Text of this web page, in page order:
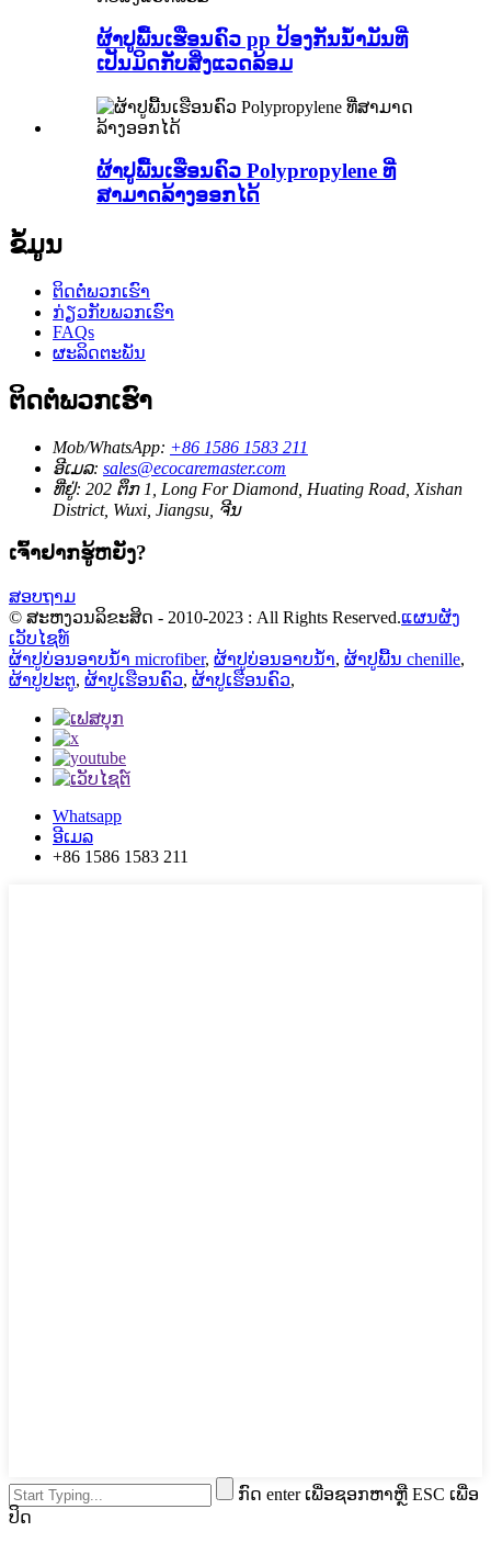
ຜ້າປູພື້ນເຮືອນຄົວ pp ປ້ອງກັນນ້ຳມັນທີ່
ເປັນມິດກັບສິ່ງແວດລ້ອມ
ຜ້າປູພື້ນເຮືອນຄົວ Polypropylene ທີ່
ສາມາດລ້າງອອກໄດ້
ຂໍ້ມູນ
ຕິດ​ຕໍ່​ພວກ​ເຮົາ
ກ່ຽວ​ກັບ​ພວກ​ເຮົາ
FAQs
ຜະລິດຕະພັນ
ຕິດ​ຕໍ່​ພວກ​ເຮົາ
Mob/WhatsApp: +86 1586 1583 211
ອີເມລ: sales@ecocaremaster.com
ທີ່ຢູ່: 202 ຕຶກ 1, Long For Diamond, Huating Road, Xishan
District, Wuxi, Jiangsu, ຈີນ
ເຈົ້າ​ຢາກ​ຮູ້​ຫຍັງ?
ສອບຖາມ
© ສະຫງວນລິຂະສິດ - 2010-2023 : All Rights Reserved.ແຜນຜັງ
ເວັບໄຊທ໌
ຜ້າປູບ່ອນອາບນໍ້າ microfiber, ຜ້າປູບ່ອນອາບນໍ້າ, ຜ້າປູພື້ນ chenille,
ຜ້າປູປະຕູ, ຜ້າປູເຮືອນຄົວ, ຜ້າປູເຮືອນຄົວ,
Whatsapp
ອີເມລ
+86 1586 1583 211
ກົດ enter ເພື່ອຊອກຫາຫຼື ESC ເພື່ອ
ປິດ